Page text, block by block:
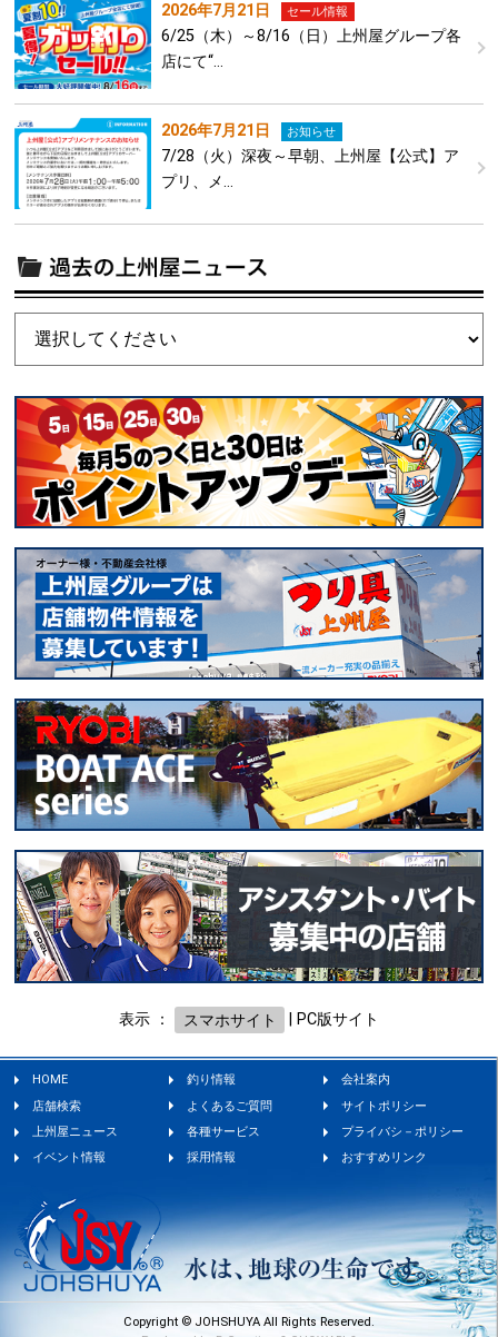
2026年7月21日 セール情報
6/25（木）～8/16（日）上州屋グループ各
店にて“…
2026年7月21日 お知らせ
7/28（火）深夜～早朝、上州屋【公式】ア
プリ、メ…
表示 ： スマホサイト PC版サイト
HOME 釣り情報
会社案内
店舗検索
よくあるご質問
サイトポリシー
上州屋ニュース
各種サービス
プライバシ－ポリシー
イベント情報
採用情報 おすすめリンク
Copyright © JOHSHUYA All Rights Reserved.